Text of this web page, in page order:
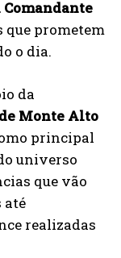
que prometem
o dia.
da
Monte Alto
principal
universo
que vão
até
realizadas